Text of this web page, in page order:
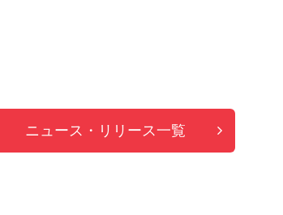
ニュース・リリース一覧